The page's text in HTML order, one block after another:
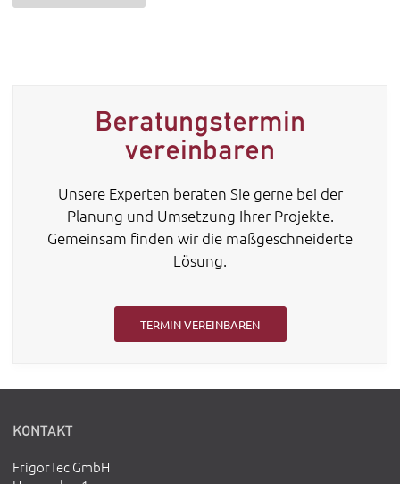
Beratungstermin
vereinbaren
Unsere Experten beraten Sie gerne bei der
Planung und Umsetzung Ihrer Projekte.
Gemeinsam finden wir die maßgeschneiderte
Lösung.
TERMIN VEREINBAREN
KONTAKT
FrigorTec GmbH